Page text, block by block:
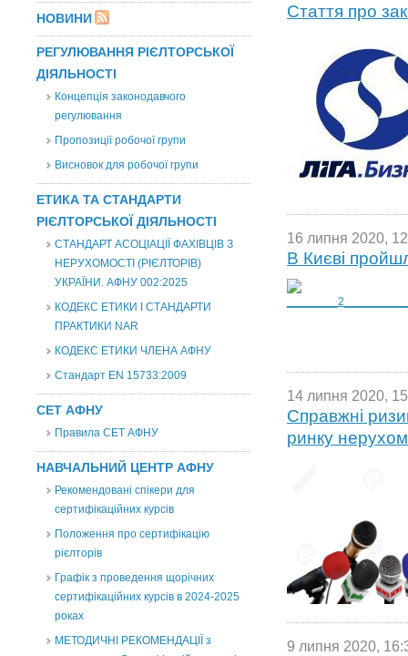
НОВИНИ
РЕГУЛЮВАННЯ РІЄЛТОРСЬКОЇ
ДІЯЛЬНОСТІ
Концепція законодавчого
регулювання
Пропозиції робочої групи
Висновок для робочої групи
ЕТИКА ТА СТАНДАРТИ
РІЄЛТОРСЬКОЇ ДІЯЛЬНОСТІ
СТАНДАРТ АСОЦІАЦІЇ ФАХІВЦІВ З
НЕРУХОМОСТІ (РІЄЛТОРІВ)
УКРАЇНИ. АФНУ 002:2025
КОДЕКС ЕТИКИ І СТАНДАРТИ
ПРАКТИКИ NAR
КОДЕКС ЕТИКИ ЧЛЕНА АФНУ
Стандарт EN 15733:2009
СЕТ АФНУ
Правила СЕТ АФНУ
НАВЧАЛЬНИЙ ЦЕНТР АФНУ
Рекомендовані спікери для
сертифікаційних курсів
Положення про сертифікацію
рієлторів
Графік з проведення щорічних
сертифікаційних курсів в 2024-2025
роках
МЕТОДИЧНІ РЕКОМЕНДАЦІЇ з
Стаття про
16 липня 2020,
В Києві
14 липня 2020,
Справжні
ринку
9 липня 2020,